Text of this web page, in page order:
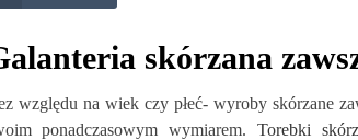
skórzana
względu na wiek czy płeć- wyroby skórzane
ponadczasowym wymiarem.Torebki